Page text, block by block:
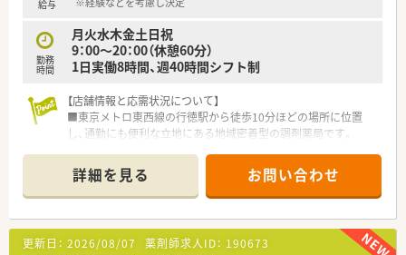
給与
勤務
時間
月火水木金土日祝
9：00〜20：00（休憩60分）
1日実働8時間、週40時間シフト制
【店舗情報と応需状況について】
■東京メトロ東西線の行徳駅から徒歩10分ほどの場所に位置
し、通勤にも便利な立地にある地域密着型の調剤薬局です。
おり、1日あたり平均して80枚程度の処方箋に対応しています。
■常勤薬剤師が2名と非常勤薬剤師が8名在籍しており、複数の
スタッフで協力しながら手厚い人員体制で業務を行います。
【募集背景と求める人物像について】
■組織体制の強化に伴う増員募集を行っており、地域医療への貢
詳細を見る お問い合わせ
更新日： 2026/08/07 薬剤師求人ID： 190673